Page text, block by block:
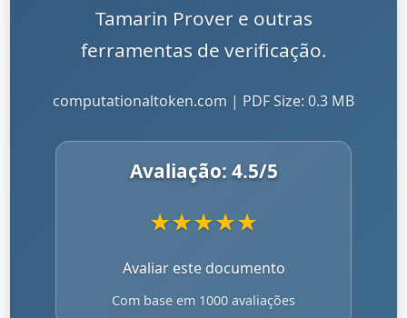
Tamarin Prover e outras
ferramentas de verificação.
computationaltoken.com | PDF Size: 0.3 MB
Avaliação: 4.5/5
★★★★★
Avaliar este documento
Com base em 1000 avaliações